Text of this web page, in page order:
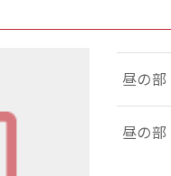
昼の部
昼の部